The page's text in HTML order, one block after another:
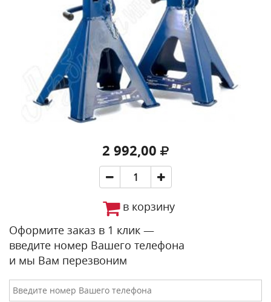
2 992,00
в корзину
Оформите заказ в 1 клик —
введите номер Вашего телефона
и мы Вам перезвоним